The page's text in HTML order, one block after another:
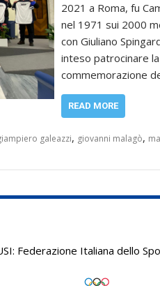
2021 a Roma, fu
nel 1971 sui 2000
con Giuliano
inteso patrocinare
commemorazione
READ MORE
galeazzi, giovanni malagò,
Federazione Italiana dello